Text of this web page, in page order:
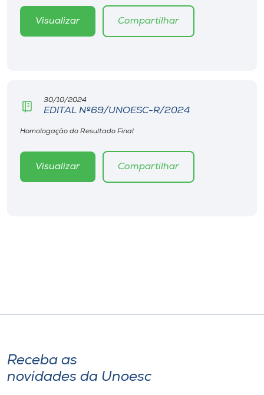
Visualizar Compartilhar
30/10/2024
EDITAL Nº69/UNOESC-R/2024
Homologação do Resultado Final
Visualizar Compartilhar
Receba as
novidades da Unoesc